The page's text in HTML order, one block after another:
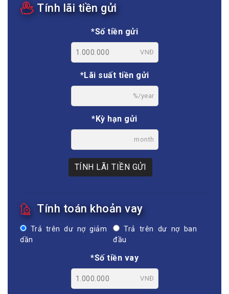
Tính lãi tiền gửi
*Số tiền gửi
VNĐ
*Lãi suất tiền gửi
%/year
*Kỳ hạn gửi
month
TÍNH LÃI TIỀN GỬI
Tính toán khoản vay
Trả trên dư nợ giảm
dần
Trả trên dư nợ ban
đầu
*Số tiền vay
VNĐ